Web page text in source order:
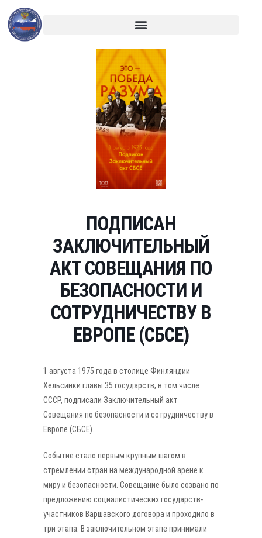
ПОДПИСАН
ЗАКЛЮЧИТЕЛЬНЫЙ
АКТ СОВЕЩАНИЯ ПО
БЕЗОПАСНОСТИ И
СОТРУДНИЧЕСТВУ В
ЕВРОПЕ (СБСЕ)
1 августа 1975 года в столице Финляндии
Хельсинки главы 35 государств, в том числе
СССР, подписали Заключительный акт
Совещания по безопасности и сотрудничеству в
Европе (СБСЕ).
Событие стало первым крупным шагом в
стремлении стран на международной арене к
миру и безопасности. Совещание было созвано по
предложению социалистических государств-
участников Варшавского договора и проходило в
три этапа. В заключительном этапе принимали